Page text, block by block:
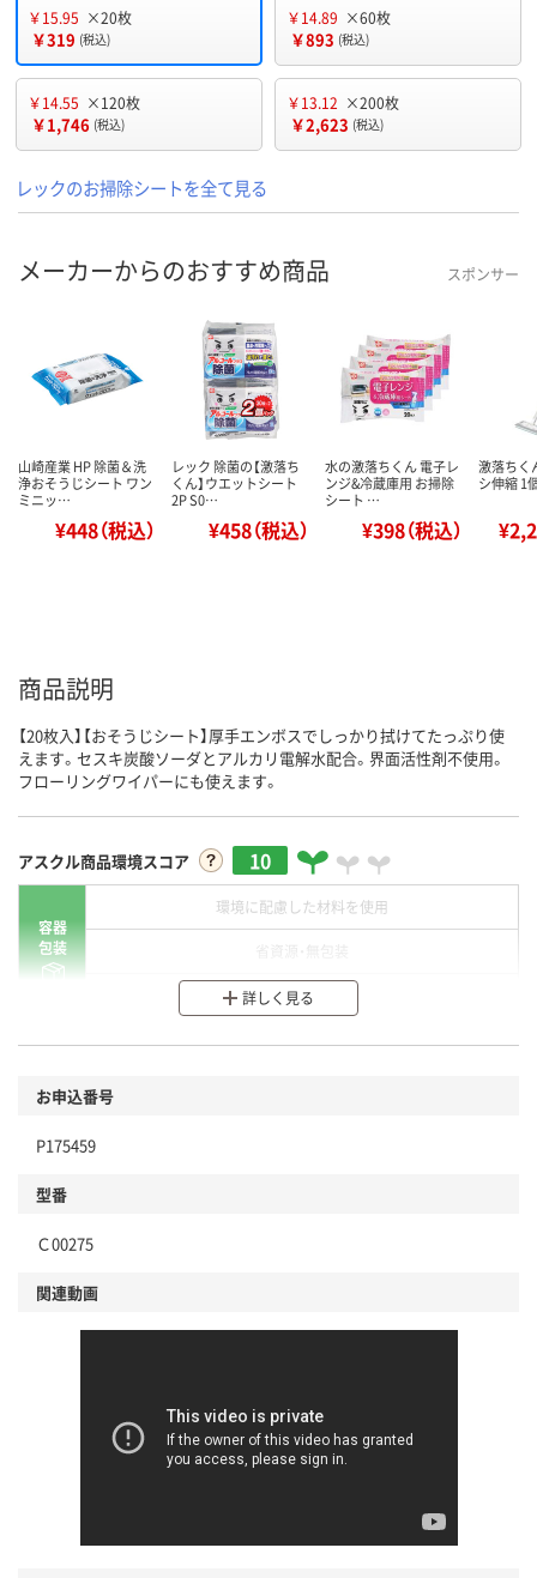
￥15.95 ×20枚
￥319 (税込)
￥14.89 ×60枚
￥893 (税込)
￥14.55 ×120枚
￥1,746 (税込)
￥13.12 ×200枚
￥2,623 (税込)
レックのお掃除シートを全て見る
メーカーからのおすすめ商品 スポンサー
山崎産業 HP 除菌＆洗
浄おそうじシート ワン
ミニッ…
¥448（税込）
レック 除菌の【激落ち
くん】ウエットシート
2P S0…
¥458（税込）
水の激落ちくん 電子レ
ンジ&冷蔵庫用 お掃除
シート …
¥398（税込）
激落ちく
シ伸縮 1
商品説明
【20枚入】【おそうじシート】厚手エンボスでしっかり拭けてたっぷり使
えます。セスキ炭酸ソーダとアルカリ電解水配合。界面活性剤不使用。
フローリングワイパーにも使えます。
アスクル商品環境スコア 10
容器
包装
環境に配慮した材料を使用
分別・リサイクルしやすい設計
本体
仕組
詳しく見る
お申込番号
P175459
型番
Ｃ00275
関連動画